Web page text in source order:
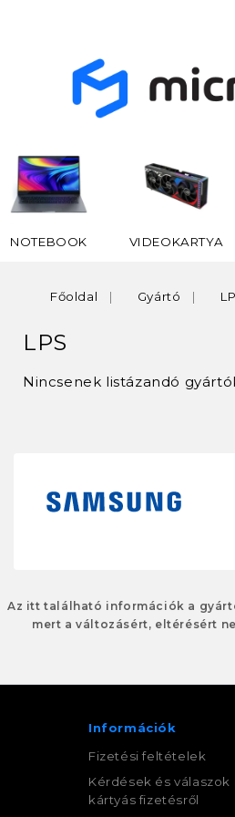
NOTEBOOK VIDEOKARTYA
Főoldal Gyártó
LPS
Nincsenek listázandó
Az itt található információk a
mert a változásért, eltérésért
Információk
Fizetési feltételek
Kérdések és
kártyás fizetésről